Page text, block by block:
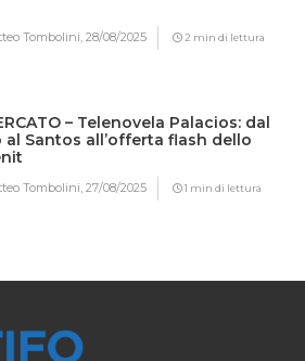
Tombolini,28/08/2025 2 min di lettura
– Telenovela Palacios: dal
al Santos all’offerta flash dello
Tombolini,27/08/2025 1 min di lettura